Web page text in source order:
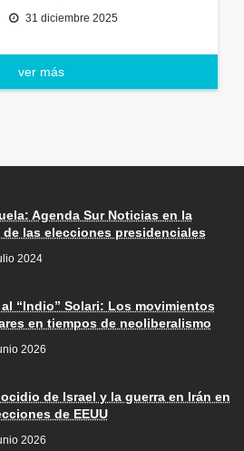
31 diciembre 2025
ver más
Agenda Sur Noticias en la
de las elecciones presidenciales
2024
“Indio” Solari: Los movimientos
en tiempos de neoliberalismo
2026
de Israel y la guerra en Irán en
de EEUU
2026